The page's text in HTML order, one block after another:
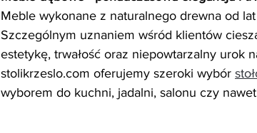
Meble wykonane z naturalnego drewna od
Szczególnym uznaniem wśród klientów
estetykę, trwałość oraz niepowtarzalny urok
stolikrzeslo.com oferujemy szeroki wybór
wyborem do kuchni, jadalni, salonu czy